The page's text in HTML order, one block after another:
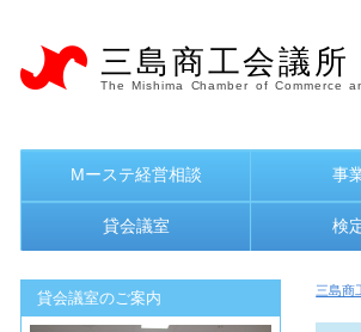
三島商工会議所
The Mishima Chamber of Commerce
Mーステ経営相談 事
貸会議室 検
三島商
貸会議室のご案内